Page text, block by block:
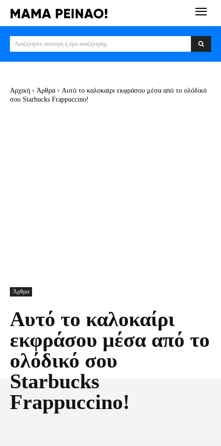
Αναζητήστε συνταγή ή όρο αναζήτησης
Αρχική Άρθρα
Αυτό το καλοκαίρι εκφράσου μέσα από το ολόδικό
σου Starbucks Frappuccino!
Άρθρα
Αυτό το καλοκαίρι
εκφράσου μέσα από το
ολόδικό σου
Starbucks
Frappuccino!